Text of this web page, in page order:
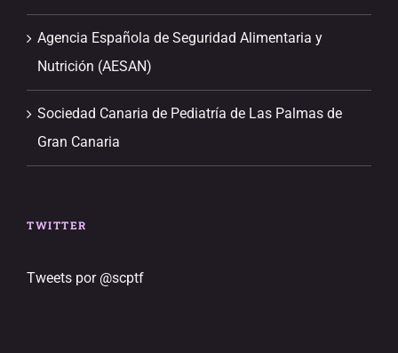
Agencia Española de Seguridad Alimentaria y
Nutrición (AESAN)
Sociedad Canaria de Pediatría de Las Palmas de
Gran Canaria
TWITTER
Tweets por @scptf